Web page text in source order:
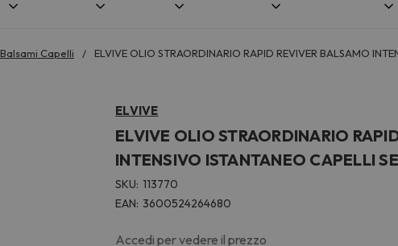
Balsami Capelli
ELVIVE OLIO STRAORDINARIO RAPID REVIVER BALSAMO
ELVIVE
ELVIVE OLIO STRAORDINARIO
INTENSIVO ISTANTANEO CAPELLI
SKU: 113770
EAN: 3600524264680
Accedi per vedere il prezzo